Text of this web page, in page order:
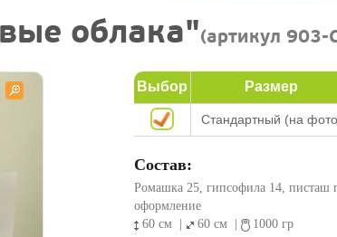
облака"(артикул 903-
Выбор Размер
Стандартный (на
Состав:
Ромашка 25, гипсофила 14, писташ
оформление
60 см
60 см 1000 гр